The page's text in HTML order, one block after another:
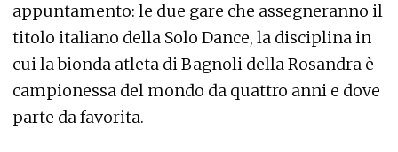
appuntamento: le due gare che assegneranno il
titolo italiano della Solo Dance, la disciplina in
cui la bionda atleta di Bagnoli della Rosandra è
campionessa del mondo da quattro anni e dove
parte da favorita.